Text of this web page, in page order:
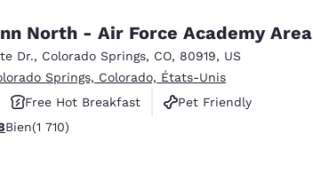
North - Air Force Academy Area
Dr., Colorado Springs, CO, 80919, US
Springs, Colorado, États-Unis
Free Hot Breakfast
Pet Friendly
1710 commentaires
Bien(1 710)